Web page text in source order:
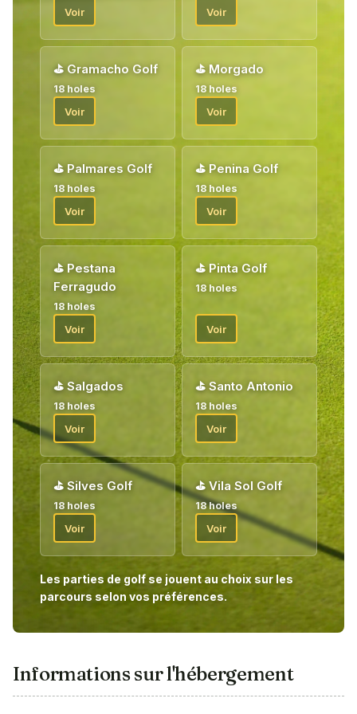
camaraderie avec des amis golfeurs nouveaux et bien connus.
À l'arrivée, vous serez accueilli par notre hôte golf qui vous
Voir Voir
⛳ Gramacho Golf
18 holes
Voir
⛳Morgado
18 holes
Voir
⛳ Palmares Golf
18 holes
Voir
⛳ Penina Golf
18 holes
Voir
⛳ Pestana
Ferragudo
18 holes
Voir
⛳Pinta Golf
18 holes
Voir
⛳ Salgados
18 holes
Voir
⛳ Santo Antonio
18 holes
Voir
⛳ Silves Golf
18 holes
Voir
⛳ Vila Sol Golf
18 holes
Voir
Les parties de golf se jouent au choix sur les
parcours selon vos préférences.
Informations sur l'hébergement